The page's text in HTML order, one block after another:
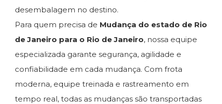
desembalagem no destino.
Para quem precisa de Mudança do estado de Rio
de Janeiro para o Rio de Janeiro, nossa equipe
especializada garante segurança, agilidade e
confiabilidade em cada mudança. Com frota
moderna, equipe treinada e rastreamento em
tempo real, todas as mudanças são transportadas